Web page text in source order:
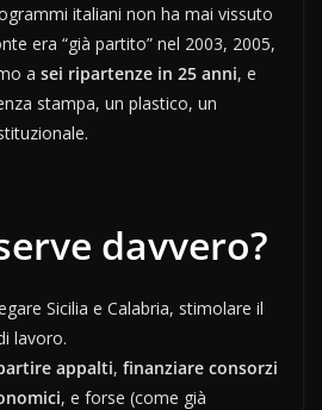
italiani non ha mai vissuto
era “già partito” nel 2003, 2005,
a sei ripartenze in 25 anni, e
stampa, un plastico, un
davvero?
Sicilia e Calabria, stimolare il
lavoro.
appalti, finanziare consorzi
, e forse (come già